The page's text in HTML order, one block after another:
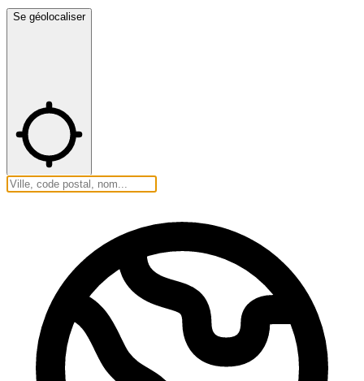
Se géolocaliser